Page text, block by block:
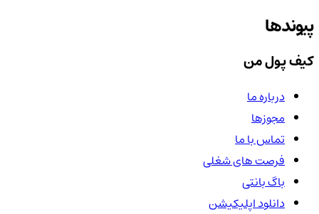
پیوندها
کیف پول من
درباره ما
مجوزها
تماس با ما
فرصت های شغلی
باگ بانتی
دانلود اپلیکیشن